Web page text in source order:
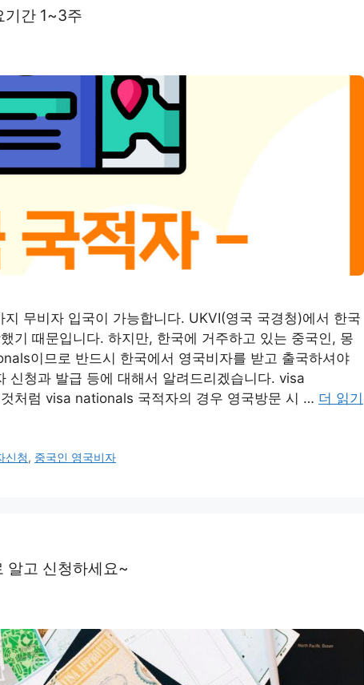
기간 1~3주
무비자 입국이 가능합니다. UKVI(영국 국경청)에서 한국
기 때문입니다. 하지만, 한국에 거주하고 있는 중국인, 몽
이므로 반드시 한국에서 영국비자를 받고 출국하셔야
신청과 발급 등에 대해서 알려드리겠습니다. visa
처럼 visa nationals 국적자의 경우 영국방문 시 … 더 읽기
신청, 중국인 영국비자
알고 신청하세요~